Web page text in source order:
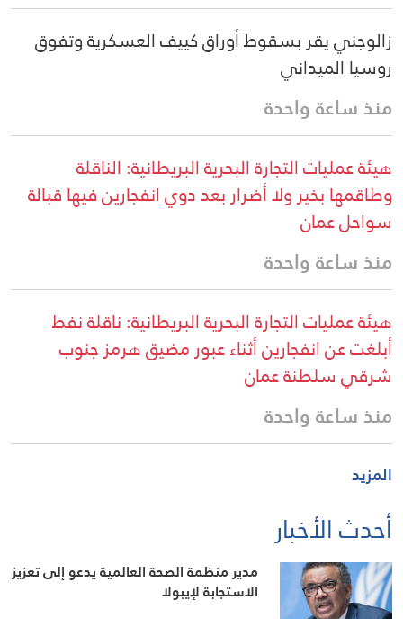
زالوجني يقر بسقوط أوراق كييف العسكرية وتفوق
روسيا الميداني
منذ ساعة واحدة
هيئة عمليات التجارة البحرية البريطانية: الناقلة
وطاقمها بخير ولا أضرار بعد دوي انفجارين فيها قبالة
سواحل عمان
منذ ساعة واحدة
هيئة عمليات التجارة البحرية البريطانية: ناقلة نفط
أبلغت عن انفجارين أثناء عبور مضيق هرمز جنوب
شرقي سلطنة عمان
منذ ساعة واحدة
المزيد
أحدث الأخبار
مدير منظمة الصحة العالمية يدعو إلى تعزيز
الاستجابة لإيبولا